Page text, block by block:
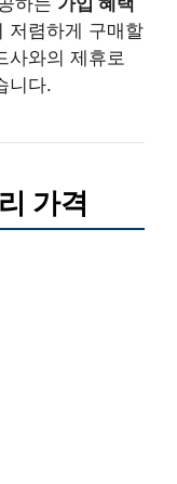
저렴하게 구매할
사와의 제휴로
니다.
가격